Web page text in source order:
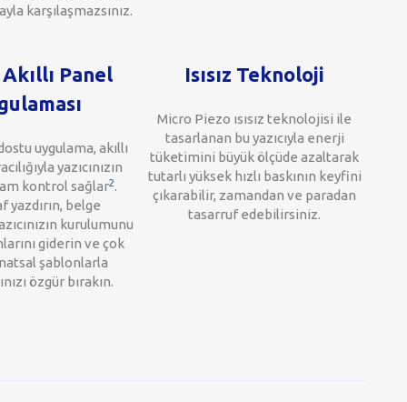
karşılaşmazsınız.
Panel
uygulama, akıllı
yazıcınızın
kontrol sağlar2.
yazdırın, belge
kurulumunu
giderin ve çok
şablonlarla
özgür bırakın.
Isısız Teknoloji
Micro Piezo ısısız teknolojisi ile
tasarlanan bu yazıcıyla enerji
tüketimini büyük ölçüde azaltarak
tutarlı yüksek hızlı baskının keyfini
çıkarabilir, zamandan ve paradan
tasarruf edebilirsiniz.